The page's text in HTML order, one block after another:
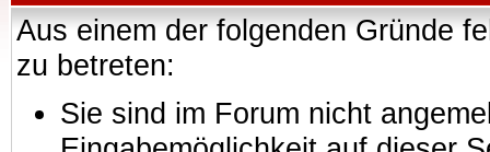
Aus einem der folgenden Gründe
zu betreten:
Sie sind im Forum nicht